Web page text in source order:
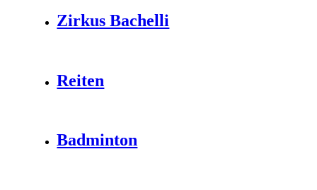
Zirkus Bachelli
Reiten
Badminton